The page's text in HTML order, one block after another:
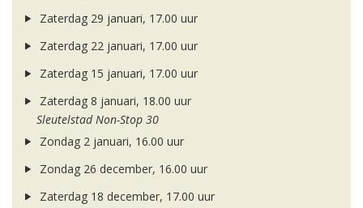
Zaterdag 29 januari, 17.00 uur
Zaterdag 22 januari, 17.00 uur
Zaterdag 15 januari, 17.00 uur
Zaterdag 8 januari, 18.00 uur
Sleutelstad Non-Stop 30
Zondag 2 januari, 16.00 uur
Zondag 26 december, 16.00 uur
Zaterdag 18 december, 17.00 uur